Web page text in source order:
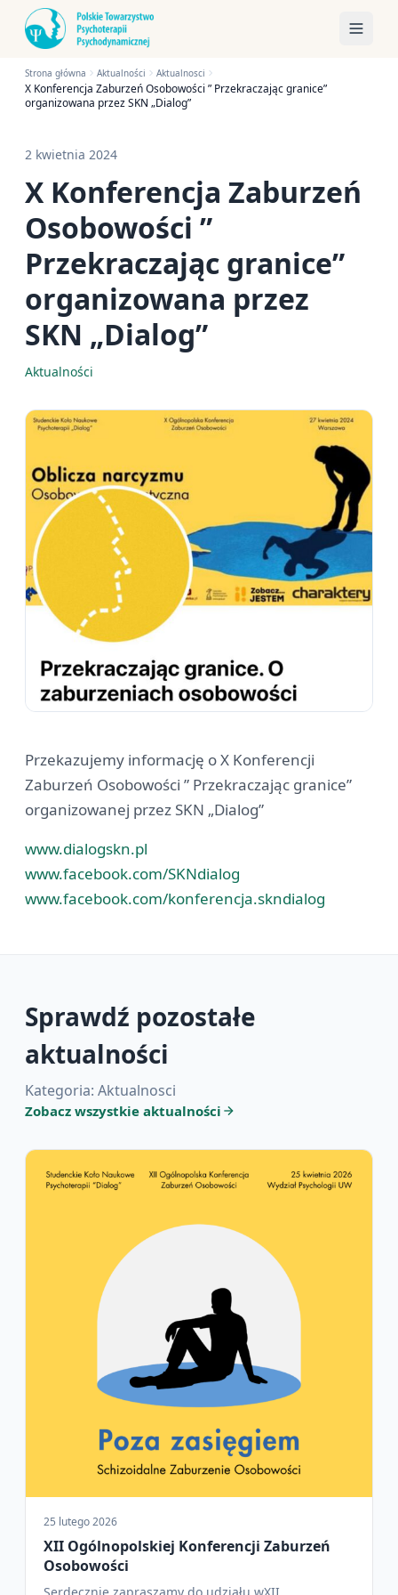
Strona główna Aktualności Aktualnosci
X Konferencja Zaburzeń Osobowości ” Przekraczając granice”
organizowana przez SKN „Dialog”
2 kwietnia 2024
X Konferencja Zaburzeń
Osobowości ”
Przekraczając granice”
organizowana przez
SKN „Dialog”
Aktualności
Przekazujemy informację o X Konferencji
Zaburzeń Osobowości ” Przekraczając granice”
organizowanej przez SKN „Dialog”
www.dialogskn.pl
www.facebook.com/SKNdialog
www.facebook.com/konferencja.skndialog
Sprawdź pozostałe
aktualności
Kategoria: Aktualnosci
Zobacz wszystkie aktualności
25 lutego 2026
XII Ogólnopolskiej Konferencji Zaburzeń
Osobowości